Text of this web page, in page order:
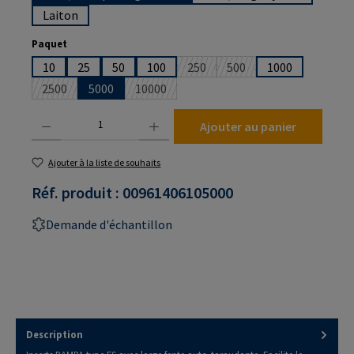
Laiton
Sélectionnez
Paquet
10 25 50 100 250(Cette option n'est pas
500(Cette option n'est pas
1000
2500(Cette option n'est pas disponible pour le moment.)
5000 10000(Cette option n'est pas disponible pour le
Ajouter au panier
Ajouter à la liste de souhaits
Réf. produit : 00961406105000
Demande d'échantillon
Description